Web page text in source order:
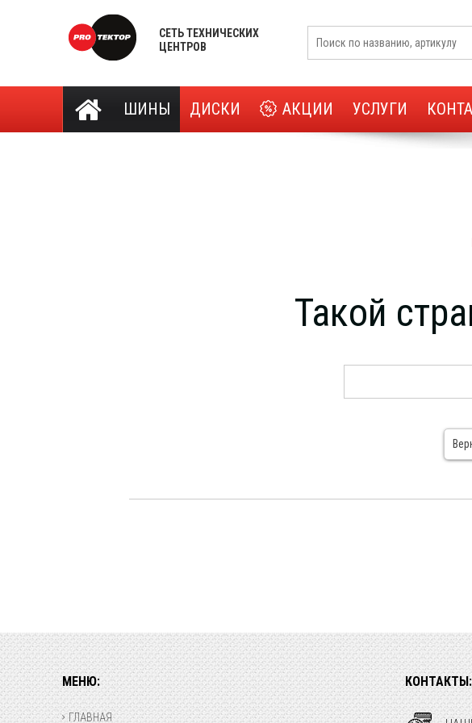
СЕТЬ ТЕХНИЧЕСКИХ
ЦЕНТРОВ
ШИНЫ ДИСКИ АКЦИИ УСЛУГИ
Такой
МЕНЮ:
ГЛАВНАЯ
КОНТАКТЫ: